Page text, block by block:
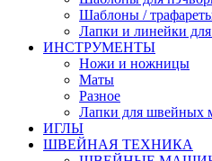
Шаблоны /
Лапки и линейки
ИНСТРУМЕНТЫ
Ножи и ножницы
Маты
Разное
Лапки для швейных
ИГЛЫ
ШВЕЙНАЯ ТЕХНИКА